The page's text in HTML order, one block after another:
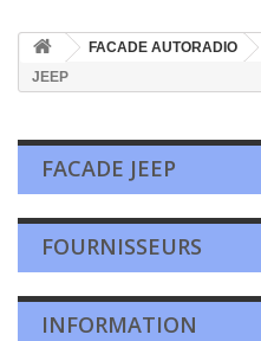
FACADE AUTORADIO
JEEP
FACADE JEEP
FOURNISSEURS
INFORMATION